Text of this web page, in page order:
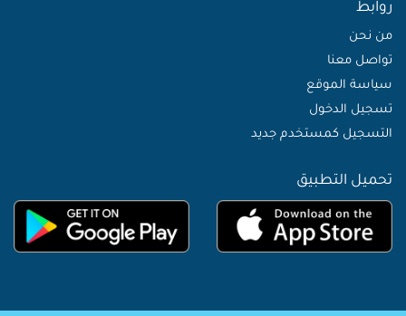
روابط
من نحن
تواصل معنا
سياسة الموقع
تسجيل الدخول
التسجيل كمستخدم جديد
تحميل التطبيق